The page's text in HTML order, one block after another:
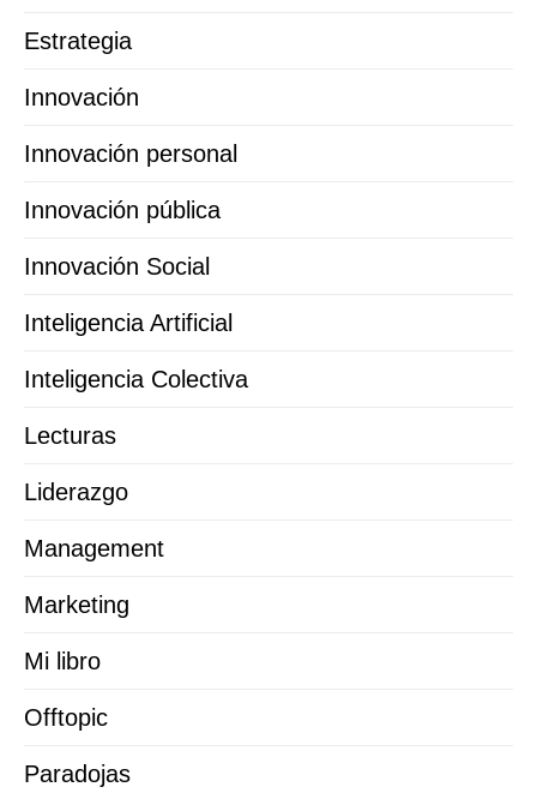
Estrategia
Innovación
Innovación personal
Innovación pública
Innovación Social
Inteligencia Artificial
Inteligencia Colectiva
Lecturas
Liderazgo
Management
Marketing
Mi libro
Offtopic
Paradojas